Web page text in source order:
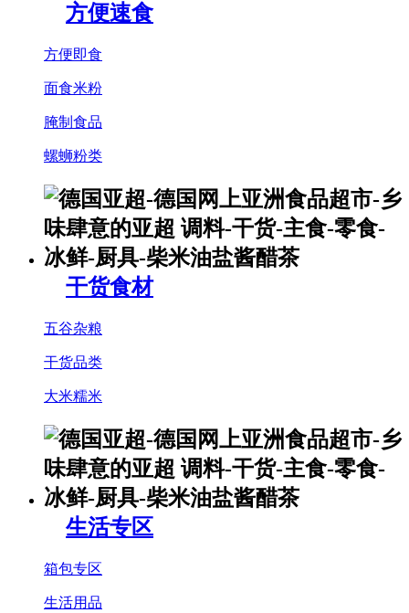
方便速食
方便即食
面食米粉
腌制食品
螺蛳粉类
干货食材
五谷杂粮
干货品类
大米糯米
生活专区
箱包专区
生活用品